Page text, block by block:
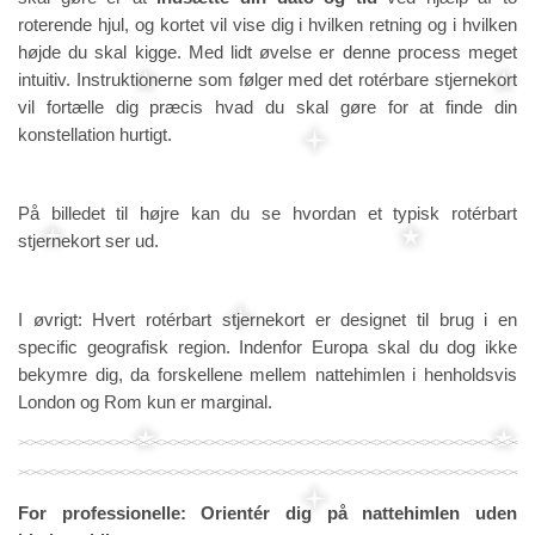
roterende hjul, og kortet vil vise dig i hvilken retning og i hvilken
højde du skal kigge. Med lidt øvelse er denne process meget
intuitiv. Instruktionerne som følger med det rotérbare stjernekort
vil fortælle dig præcis hvad du skal gøre for at finde din
konstellation hurtigt.
På billedet til højre kan du se hvordan et typisk rotérbart
stjernekort ser ud.
I øvrigt: Hvert rotérbart stjernekort er designet til brug i en
specific geografisk region. Indenfor Europa skal du dog ikke
bekymre dig, da forskellene mellem nattehimlen i henholdsvis
London og Rom kun er marginal.
For professionelle: Orientér dig på nattehimlen uden